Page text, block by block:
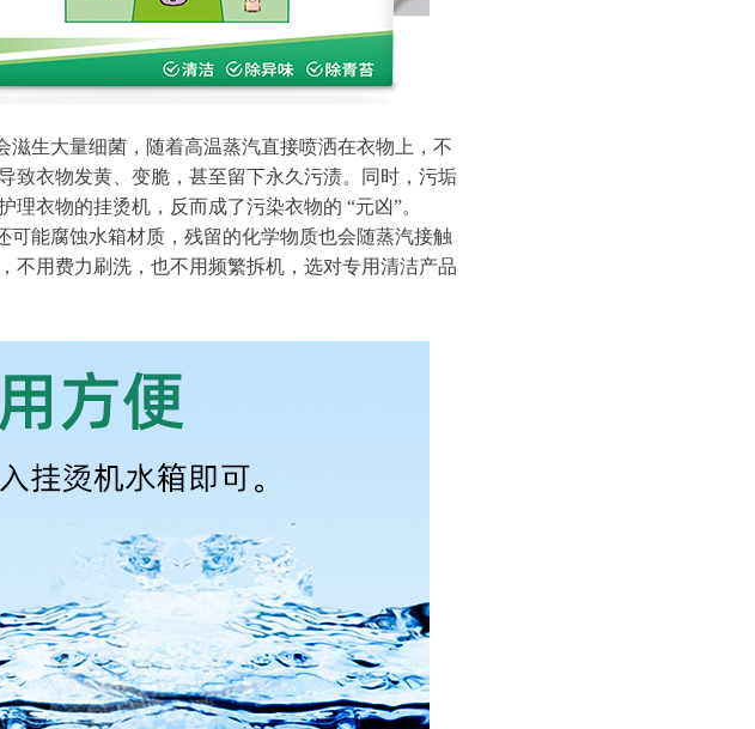
生大量细菌，随着高温蒸汽直接喷洒在衣物上，不
致衣物发黄、变脆，甚至留下永久污渍。同时，污垢
衣物的挂烫机，反而成了污染衣物的 “元凶”。
能腐蚀水箱材质，残留的化学物质也会随蒸汽接触
不用费力刷洗，也不用频繁拆机，选对专用清洁产品